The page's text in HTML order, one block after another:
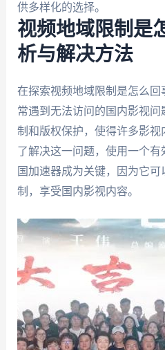
供多样化的选择。
视频地域限制是
析与解决方法
在探索视频地域限制是怎么回
常遇到无法访问的国内影视
制和版权保护，使得许多影
了解决这一问题，使用一个有
国加速器成为关键，因为它
制，享受国内影视内容。